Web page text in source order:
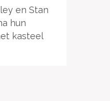
en Stan
hun
kasteel